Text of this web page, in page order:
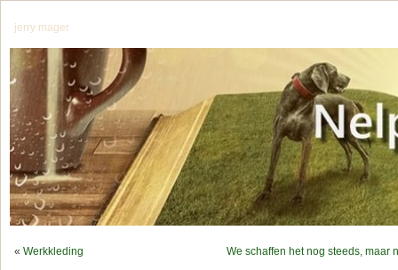
jerry mager
« Werkkleding We schaffen het nog steeds,